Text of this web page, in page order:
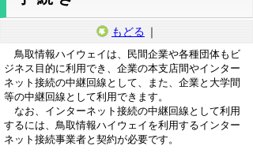
もどる ｜
鳥取情報ハイウェイは、民間企業や各種団体もビ
ジネス目的に利用でき、企業の本支店間やインター
ネット接続の中継回線として、また、企業と大学間
等の中継回線として利用できます。
なお、インターネット接続の中継回線として利用
するには、鳥取情報ハイウェイを利用するインター
ネット接続事業者と契約が必要です。